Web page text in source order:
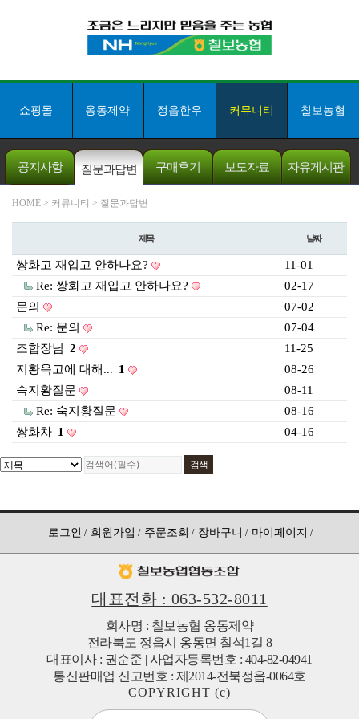
쇼핑몰 옹동제약 정읍한우 커뮤니티 칠보농협
공지사항 질문과답변 구매후기 보도자료 자유게시판
개인채무자보
063-532-8011
칠보농협 본점
063-534-3007
5만원이상 구매시
무료배송!
입금계좌안내
517142-51-013245
칠보농협옹동제약
HOME > 커뮤니티 > 질문과답변
제목 날짜
쌍화고 재입고 안하나요?
11-01
Re: 쌍화고 재입고 안하나요?
02-17
문의
07-02
Re: 문의
07-04
조합장님 2
11-25
지황옥고에 대해... 1
08-26
숙지황질문
08-11
Re: 숙지황질문
08-16
쌍화차 1 04-16
로그인 회원가입 주문조회 장바구니 마이페이지
대표전화 : 063-532-8011
회사명 : 칠보농협 옹동제약
전라북도 정읍시 옹동면 칠석1길 8
대표이사 : 권순준 | 사업자등록번호 : 404-82-04941
통신판매업 신고번호 : 제2014-전북정읍-0064호
COPYRIGHT (c)